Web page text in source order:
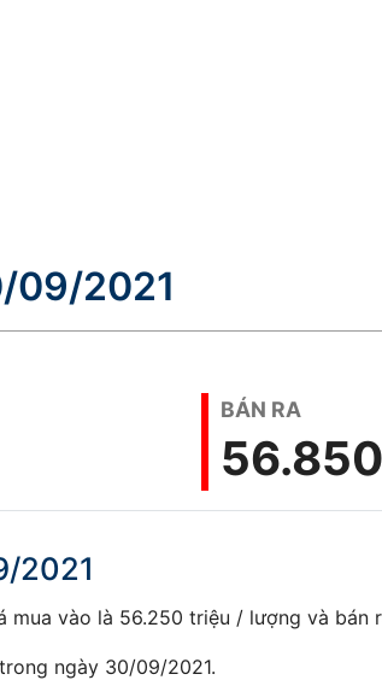
09/2021
BÁN RA
56.850
2021
mua vào là 56.250 triệu / lượng và bán
ngày 30/09/2021.